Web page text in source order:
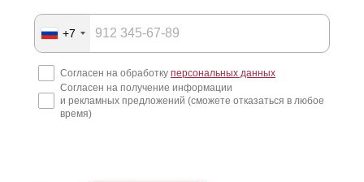
+7
Согласен на обработку персональных данных
Согласен на получение информации
и рекламных предложений (сможете отказаться в любое
время)